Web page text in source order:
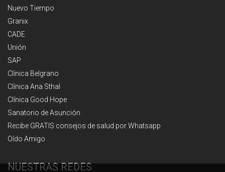
Nuevo Tiempo
Granix
CADE
Unión
SAP
Clínica Belgrano
Clínica Ana Sthal
Clínica Good Hope
Sanatorio de Asunción
Recibe GRATIS consejos de salud por Whatsapp
Oído Amigo
NUESTRAS REDES